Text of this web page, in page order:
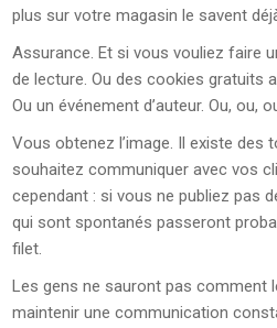
plus sur votre magasin le savent
Assurance. Et si vous vouliez faire
de lecture. Ou des cookies gratuits
Ou un événement d’auteur. Ou, ou,
Vous obtenez l’image. Il existe des
souhaitez communiquer avec vos
cependant : si vous ne publiez pas
qui sont spontanés passeront
filet.
Les gens ne sauront pas comment
maintenir une communication